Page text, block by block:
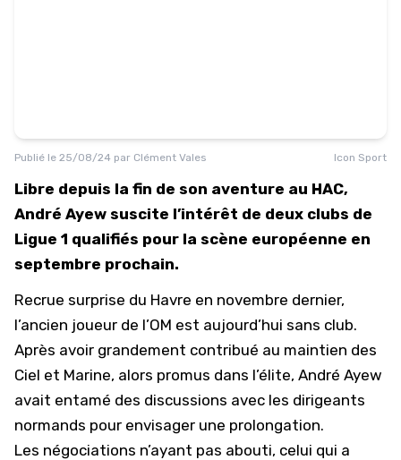
Publié le 25/08/24 par Clément Vales Icon Sport
Libre depuis la fin de son aventure au HAC,
André Ayew suscite l’intérêt de deux clubs de
Ligue 1 qualifiés pour la scène européenne en
septembre prochain.
Recrue surprise du Havre en novembre dernier,
l’ancien joueur de l’OM est aujourd’hui sans club.
Après avoir grandement contribué au maintien des
Ciel et Marine, alors promus dans l’élite, André Ayew
avait entamé des discussions avec les dirigeants
normands pour envisager une prolongation.
Les négociations n’ayant pas abouti, celui qui a